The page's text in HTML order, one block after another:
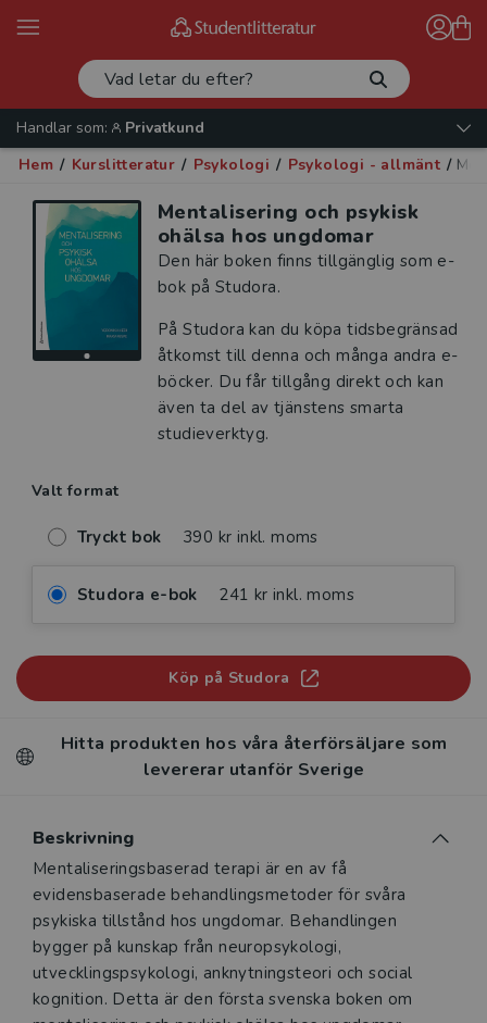
Handlar som:
Privatkund
Hem / Kurslitteratur / Psykologi / Psykologi - allmänt /
Mentalisering och psykisk
ohälsa hos ungdomar
Den här boken finns tillgänglig som e-
bok på Studora.
På Studora kan du köpa tidsbegränsad
åtkomst till denna och många andra e-
böcker. Du får tillgång direkt och kan
även ta del av tjänstens smarta
studieverktyg.
Valt format
Tryckt bok 390 kr inkl. moms
Studora e-bok 241 kr inkl. moms
Köp på Studora
Hitta produkten hos våra återförsäljare som
levererar utanför Sverige
Beskrivning
Beskrivning
Mentaliseringsbaserad terapi är en av få
evidensbaserade behandlingsmetoder för svåra
psykiska tillstånd hos ungdomar. Behandlingen
bygger på kunskap från neuropsykologi,
utvecklingspsykologi, anknytningsteori och social
kognition. Detta är den första svenska boken om